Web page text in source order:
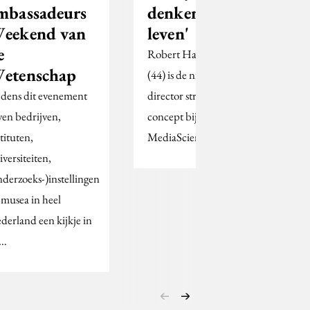
van
dit evenement
bedrijven,
)instellingen
in heel
een kijkje in
denken in
leven'
Robert Hagendoorn
(44) is de nieuwe
director strategy &
concept bij
MediaScience